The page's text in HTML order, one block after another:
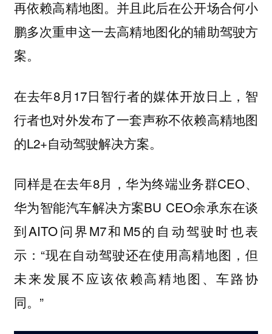
再依赖高精地图。并且此后在公开场合何小
鹏多次重申这一去高精地图化的辅助驾驶方
案。
在去年8月17日智行者的媒体开放日上，智
行者也对外发布了一套声称不依赖高精地图
的L2+自动驾驶解决方案。
同样是在去年8月，华为终端业务群CEO、
华为智能汽车解决方案BU CEO余承东在谈
到AITO问界M7和M5的自动驾驶时也表
示：“现在自动驾驶还在使用高精地图，但
未来发展不应该依赖高精地图、车路协
同。”